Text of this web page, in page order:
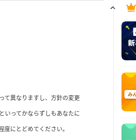
て異なりますし、方針の変更
いってかならずしもあなたに
にとどめてください。